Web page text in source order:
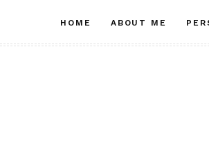
content
HOME ABOUT ME